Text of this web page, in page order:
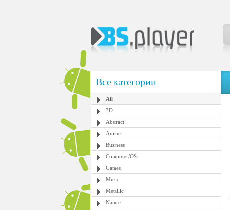
Все категории
All
3D
Abstract
Anime
Business
Computer/OS
Games
Music
Metallic
Nature